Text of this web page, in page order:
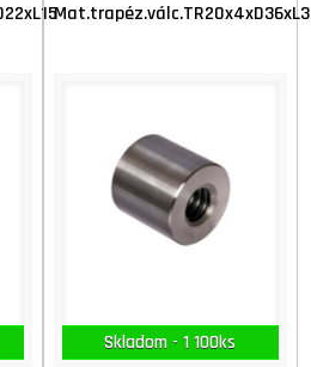
Skladom - 1 100ks